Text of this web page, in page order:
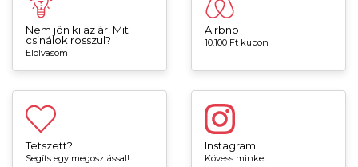
Nem jön ki az ár. Mit
csinálok rosszul?
Elolvasom
Airbnb
10.100 Ft kupon
Tetszett?
Segíts egy megosztással!
Instagram
Kövess minket!